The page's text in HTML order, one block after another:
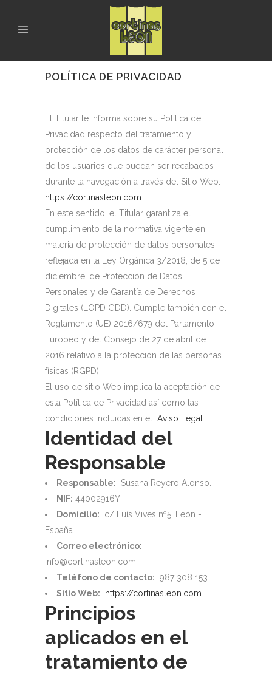
POLÍTICA DE PRIVACIDAD
El Titular le informa sobre su Política de
Privacidad respecto del tratamiento y
protección de los datos de carácter personal
de los usuarios que puedan ser recabados
durante la navegación a través del Sitio Web:
https://cortinasleon.com
En este sentido, el Titular garantiza el
cumplimiento de la normativa vigente en
materia de protección de datos personales,
reflejada en la Ley Orgánica 3/2018, de 5 de
diciembre, de Protección de Datos
Personales y de Garantía de Derechos
Digitales (LOPD GDD). Cumple también con el
Reglamento (UE) 2016/679 del Parlamento
Europeo y del Consejo de 27 de abril de
2016 relativo a la protección de las personas
físicas (RGPD).
El uso de sitio Web implica la aceptación de
esta Política de Privacidad así como las
condiciones incluidas en el Aviso Legal
Identidad del
Responsable
Responsable: Susana Reyero Alonso.
NIF: 44002916Y
Domicilio: c/ Luís Vives nº5, León -
España.
Correo electrónico:
info@cortinasleon.com
Teléfono de contacto: 987 308 153
Sitio Web:
https://cortinasleon.com
Principios
aplicados en el
tratamiento de